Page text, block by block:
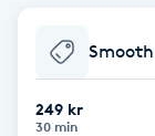
249 kr
30 min